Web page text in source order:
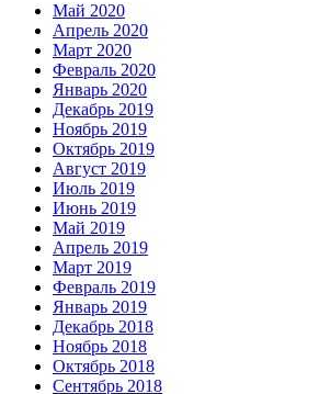
Май 2020
Апрель 2020
Март 2020
Февраль 2020
Январь 2020
Декабрь 2019
Ноябрь 2019
Октябрь 2019
Август 2019
Июль 2019
Июнь 2019
Май 2019
Апрель 2019
Март 2019
Февраль 2019
Январь 2019
Декабрь 2018
Ноябрь 2018
Октябрь 2018
Сентябрь 2018